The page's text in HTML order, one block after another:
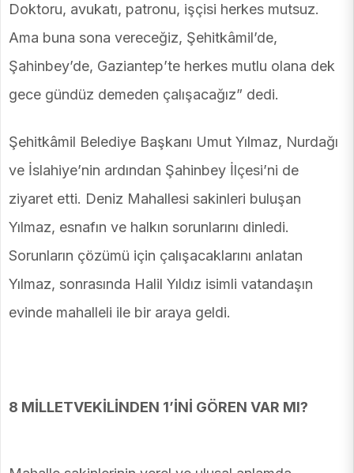
Doktoru, avukatı, patronu, işçisi herkes mutsuz.
Ama buna sona vereceğiz, Şehitkâmil’de,
Şahinbey’de, Gaziantep’te herkes mutlu olana dek
gece gündüz demeden çalışacağız” dedi.
Şehitkâmil Belediye Başkanı Umut Yılmaz, Nurdağı
ve İslahiye’nin ardından Şahinbey İlçesi’ni de
ziyaret etti. Deniz Mahallesi sakinleri buluşan
Yılmaz, esnafın ve halkın sorunlarını dinledi.
Sorunların çözümü için çalışacaklarını anlatan
Yılmaz, sonrasında Halil Yıldız isimli vatandaşın
evinde mahalleli ile bir araya geldi.
8 MİLLETVEKİLİNDEN 1’İNİ GÖREN VAR MI?